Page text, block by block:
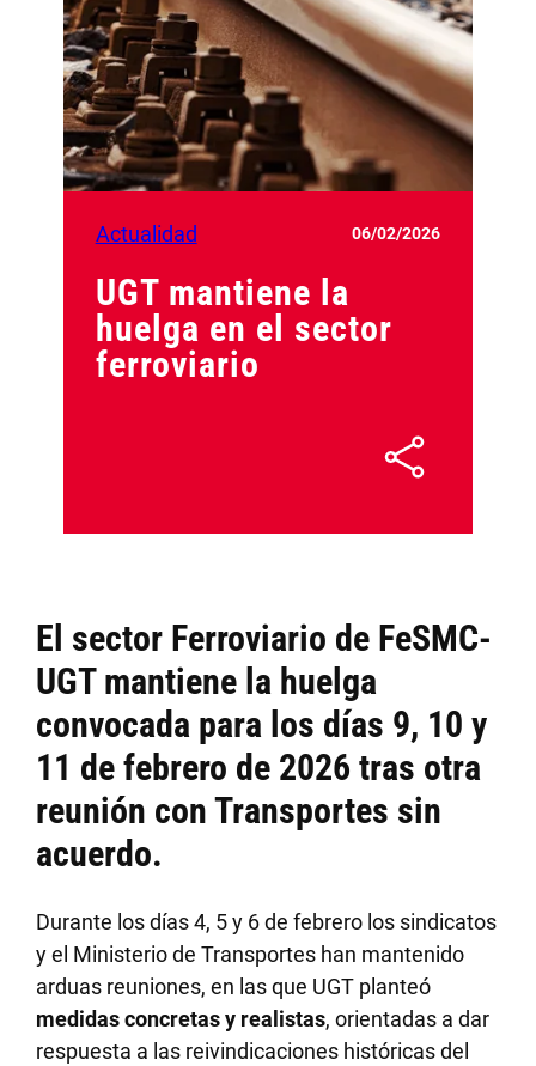
Actualidad 06/02/2026
UGT mantiene la
huelga en el sector
ferroviario
El sector Ferroviario de FeSMC-
UGTmantiene la huelga
convocada para los días 9, 10 y
11 de febrero de 2026 tras otra
reunión con Transportes sin
acuerdo.
Durante los días 4, 5 y 6 de febrero los sindicatos
y el Ministerio de Transportes han mantenido
arduas reuniones, en las que UGT planteó
medidas concretas y realistas, orientadas a dar
respuesta a las reivindicaciones históricas del